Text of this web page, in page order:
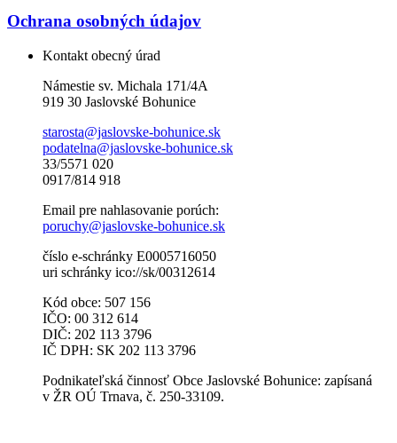
Ochrana osobných údajov
Kontakt obecný úrad
Námestie sv. Michala 171/4A
919 30 Jaslovské Bohunice
starosta@jaslovske-bohunice.sk
podatelna@jaslovske-bohunice.sk
33/5571 020
0917/814 918
Email pre nahlasovanie porúch:
poruchy@jaslovske-bohunice.sk
číslo e-schránky E0005716050
uri schránky ico://sk/00312614
Kód obce: 507 156
IČO: 00 312 614
DIČ: 202 113 3796
IČ DPH: SK 202 113 3796
Podnikateľská činnosť Obce Jaslovské Bohunice: zapísaná
v ŽR OÚ Trnava, č. 250-33109.